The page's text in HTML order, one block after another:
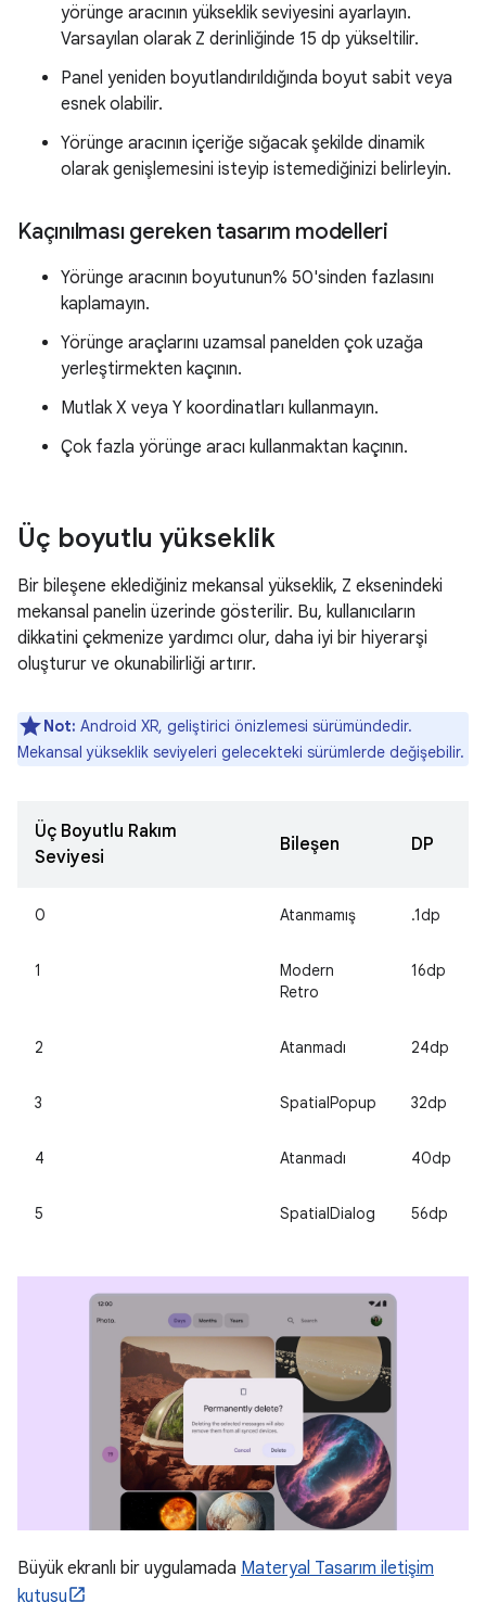
yörünge aracının yükseklik seviyesini ayarlayın.
Varsayılan olarak Z derinliğinde 15 dp yükseltilir.
Panel yeniden boyutlandırıldığında boyut sabit veya
esnek olabilir.
Yörünge aracının içeriğe sığacak şekilde dinamik
olarak genişlemesini isteyip istemediğinizi belirleyin.
Kaçınılması gereken tasarım modelleri
Yörünge aracının boyutunun% 50'sinden fazlasını
kaplamayın.
Yörünge araçlarını uzamsal panelden çok uzağa
yerleştirmekten kaçının.
Mutlak X veya Y koordinatları kullanmayın.
Çok fazla yörünge aracı kullanmaktan kaçının.
Üç boyutlu yükseklik
Bir bileşene eklediğiniz mekansal yükseklik, Z eksenindeki
mekansal panelin üzerinde gösterilir. Bu, kullanıcıların
dikkatini çekmenize yardımcı olur, daha iyi bir hiyerarşi
oluşturur ve okunabilirliği artırır.
Not: Android XR, geliştirici önizlemesi sürümündedir.
Mekansal yükseklik seviyeleri gelecekteki sürümlerde değişebilir.
Üç Boyutlu Rakım
Seviyesi
Bileşen DP
0 Atanmamış .1dp
1
Modern
Retro
16dp
2 Atanmadı 24dp
3 SpatialPopup 32dp
4 Atanmadı 40dp
5 SpatialDialog 56dp
Büyük ekranlı bir uygulamada Materyal Tasarım iletişim
kutusu